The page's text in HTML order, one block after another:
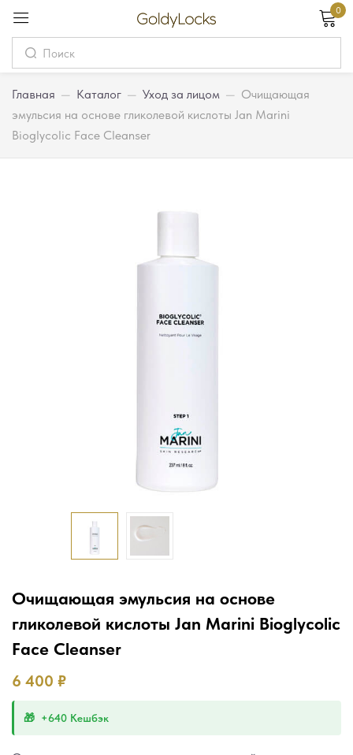
0
Главная — Каталог — Уход за лицом — Очищающая
эмульсия на основе гликолевой кислоты Jan Marini
Bioglycolic Face Cleanser
Очищающая эмульсия на основе
гликолевой кислоты Jan Marini Bioglycolic
Face Cleanser
6 400 ₽
+640 Кешбэк
Вход
Password